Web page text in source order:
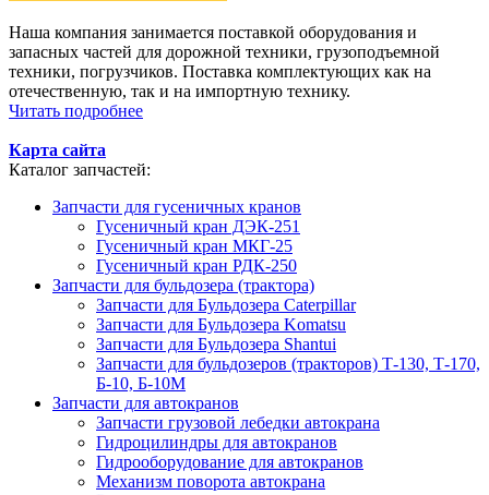
Наша компания занимается поставкой оборудования и
запасных частей для дорожной техники, грузоподъемной
техники, погрузчиков. Поставка комплектующих как на
отечественную, так и на импортную технику.
Читать подробнее
Карта сайта
Каталог запчастей:
Запчасти для гусеничных кранов
Гусеничный кран ДЭК-251
Гусеничный кран МКГ-25
Гусеничный кран РДК-250
Запчасти для бульдозера (трактора)
Запчасти для Бульдозера Caterpillar
Запчасти для Бульдозера Komatsu
Запчасти для Бульдозера Shantui
Запчасти для бульдозеров (тракторов) Т-130, Т-170,
Б-10, Б-10М
Запчасти для автокранов
Запчасти грузовой лебедки автокрана
Гидроцилиндры для автокранов
Гидрооборудование для автокранов
Механизм поворота автокрана